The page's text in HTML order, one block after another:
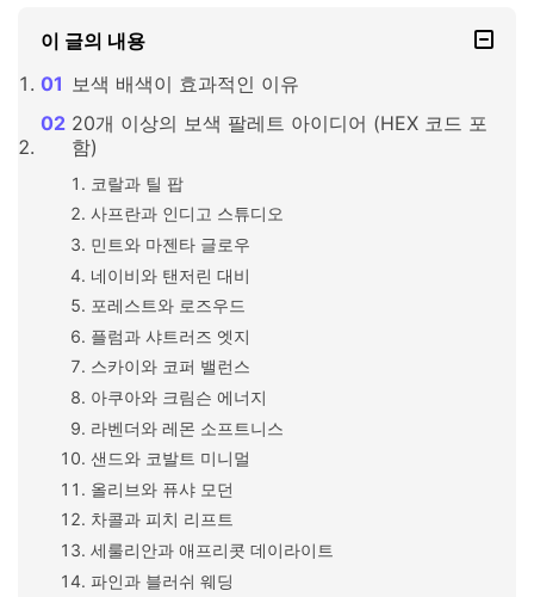
이 글의 내용
보색 배색이 효과적인 이유
20개 이상의 보색 팔레트 아이디어 (HEX 코드 포
함)
코랄과 틸 팝
사프란과 인디고 스튜디오
민트와 마젠타 글로우
네이비와 탠저린 대비
포레스트와 로즈우드
플럼과 샤트러즈 엣지
스카이와 코퍼 밸런스
아쿠아와 크림슨 에너지
라벤더와 레몬 소프트니스
샌드와 코발트 미니멀
올리브와 퓨샤 모던
차콜과 피치 리프트
세룰리안과 애프리콧 데이라이트
파인과 블러쉬 웨딩